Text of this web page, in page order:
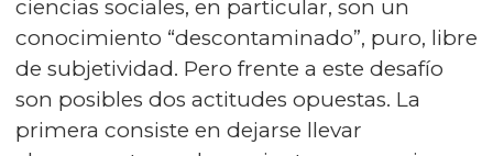
ciencias sociales, en particular, son un
conocimiento “descontaminado”, puro, libre
de subjetividad. Pero frente a este desafío
son posibles dos actitudes opuestas. La
primera consiste en dejarse llevar